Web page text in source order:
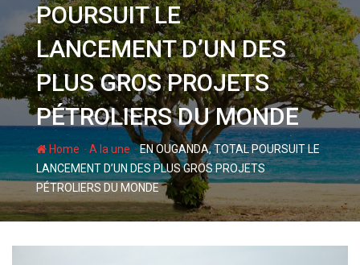
POURSUIT LE
LANCEMENT D’UN DES
PLUS GROS PROJETS
PÉTROLIERS DU MONDE
Home -A la une -EN OUGANDA, TOTAL POURSUIT LE
LANCEMENT D’UN DES PLUS GROS PROJETS
PÉTROLIERS DU MONDE